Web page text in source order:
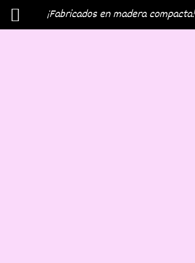
¡Fabricados en madera compacta!